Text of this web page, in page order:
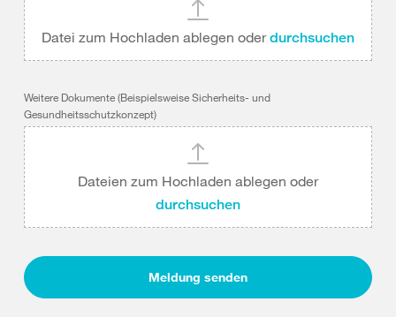
Datei zum Hochladen ablegen oderdurchsuchen
Weitere Dokumente (Beispielsweise Sicherheits- und
Gesundheitsschutzkonzept)
Dateien zum Hochladen ablegen oder
durchsuchen
Meldung senden